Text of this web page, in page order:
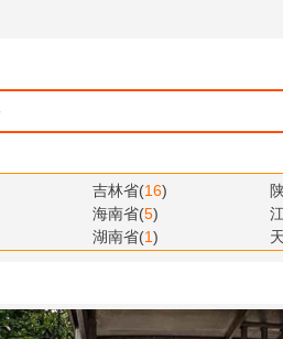
吉林省(16)
海南省(5)
湖南省(1)